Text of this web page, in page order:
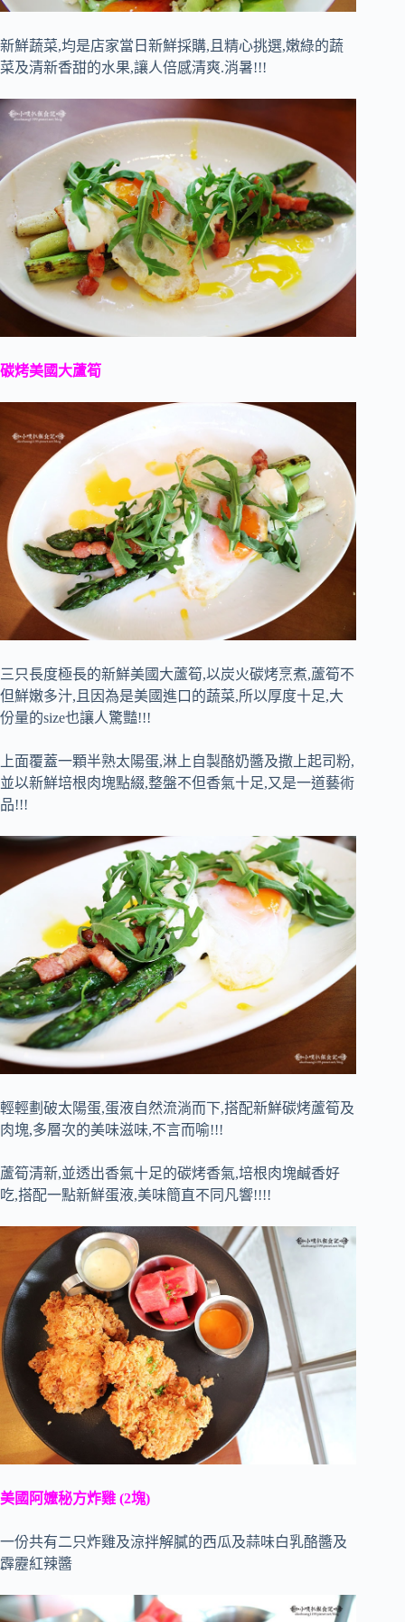
新鮮蔬菜,均是店家當日新鮮採購,且精心挑選,嫩綠的蔬
菜及清新香甜的水果,讓人倍感清爽.消暑!!!
碳烤美國大蘆筍
三只長度極長的新鮮美國大蘆筍,以炭火碳烤烹煮,蘆筍不
但鮮嫩多汁,且因為是美國進口的蔬菜,所以厚度十足,大
份量的size也讓人驚豔!!!
上面覆蓋一顆半熟太陽蛋,淋上自製酪奶醬及撒上起司粉,
並以新鮮培根肉塊點綴,整盤不但香氣十足,又是一道藝術
品!!!
輕輕劃破太陽蛋,蛋液自然流淌而下,搭配新鮮碳烤蘆筍及
肉塊,多層次的美味滋味,不言而喻!!!
蘆筍清新,並透出香氣十足的碳烤香氣,培根肉塊鹹香好
吃,搭配一點新鮮蛋液,美味簡直不同凡響!!!!
美國阿嬤秘方炸雞 (2塊)
一份共有二只炸雞及涼拌解膩的西瓜及蒜味白乳酪醬及
霹靂紅辣醬